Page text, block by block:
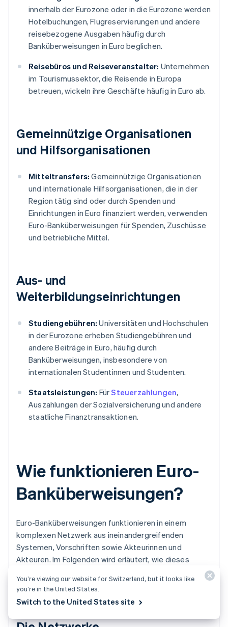
innerhalb der Eurozone oder in die Eurozone werden
Hotelbuchungen, Flugreservierungen und andere
reisebezogene Ausgaben häufig durch
Banküberweisungen in Euro beglichen.
Reisebüros und Reiseveranstalter: Unternehmen
im Tourismussektor, die Reisende in Europa
betreuen, wickeln ihre Geschäfte häufig in Euro ab.
Gemeinnützige Organisationen
und Hilfsorganisationen
Mitteltransfers: Gemeinnützige Organisationen
und internationale Hilfsorganisationen, die in der
Region tätig sind oder durch Spenden und
Einrichtungen in Euro finanziert werden, verwenden
Euro-Banküberweisungen für Spenden, Zuschüsse
und betriebliche Mittel.
Aus- und
Weiterbildungseinrichtungen
Studiengebühren: Universitäten und Hochschulen
in der Eurozone erheben Studiengebühren und
andere Beiträge in Euro, häufig durch
Banküberweisungen, insbesondere von
internationalen Studentinnen und Studenten.
Staatsleistungen: FürSteuerzahlungen,
Auszahlungen der Sozialversicherung und andere
staatliche Finanztransaktionen.
Wie funktionieren Euro-
Banküberweisungen?
Euro-Banküberweisungen funktionieren in einem
komplexen Netzwerk aus ineinandergreifenden
Systemen, Vorschriften sowie Akteurinnen und
Akteuren. Im Folgenden wird erläutert, wie dieses
Unternehmen und ihre Kundschaft funktioniert:
You’re viewing our website for Switzerland, but it looks like
you’re in the United States.
Switch to the United States site